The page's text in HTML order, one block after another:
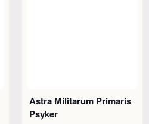
Astra Militarum Primaris
Psyker